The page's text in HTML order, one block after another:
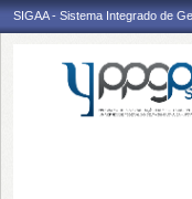
SIGAA - Sistema Integrado de